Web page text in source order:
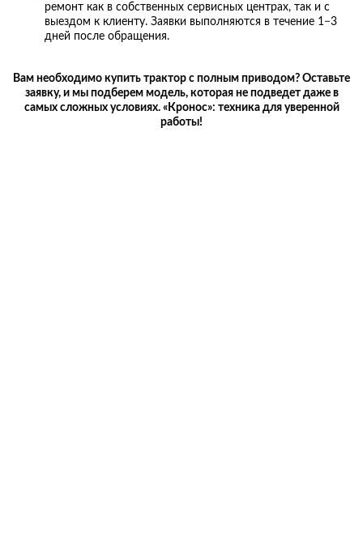
ремонт как в собственных сервисных центрах, так и с
выездом к клиенту. Заявки выполняются в течение 1−3
дней после обращения.
Вам необходимо купить трактор с полным приводом? Оставьте
заявку, и мы подберем модель, которая не подведет даже в
самых сложных условиях. «Кронос»: техника для уверенной
работы!